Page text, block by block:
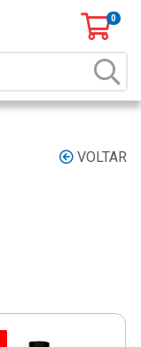
0
VOLTAR